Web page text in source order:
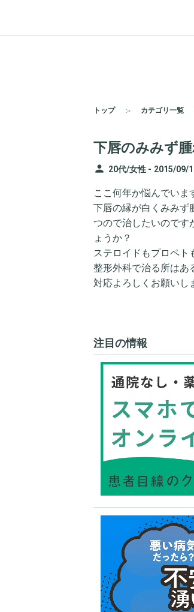
トップ カテゴリ一覧
下唇のみみず腫
person 20代/女性 - 2015/09/
ここ何年か悩んでいま
下唇の縁が白くみみず
つので治したいのです
ょうか？
ステロイドもプロペト
整形外科で治る所はあ
対応よろしくお願いし
注目の情報